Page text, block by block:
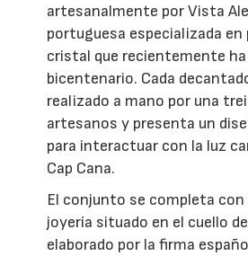
artesanalmente por Vista
portuguesa especializada en
cristal que recientemente ha
bicentenario. Cada
realizado a mano por una
artesanos y presenta un
para interactuar con la luz
Cap Cana.
El conjunto se completa con
joyería situado en el cuello
elaborado por la firma